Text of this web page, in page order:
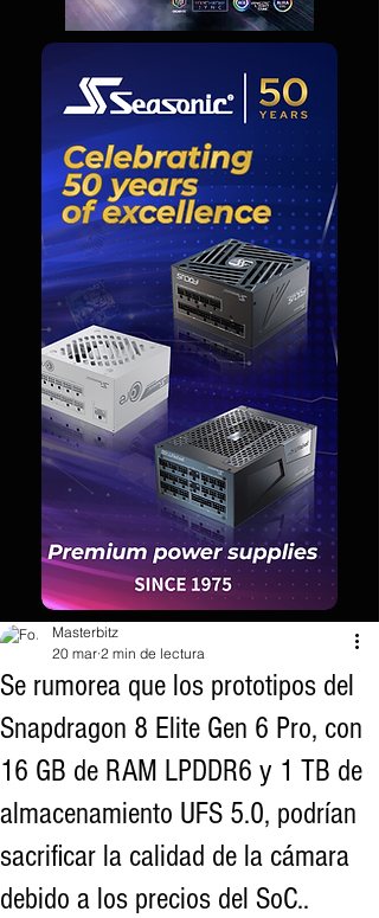
Se rumorea que los prototipos del
Snapdragon 8 Elite Gen 6 Pro, con
16 GB de RAM LPDDR6 y 1 TB de
almacenamiento UFS 5.0, podrían
sacrificar la calidad de la cámara
debido a los precios del SoC..
Masterbitz
20 mar 2 min de lectura